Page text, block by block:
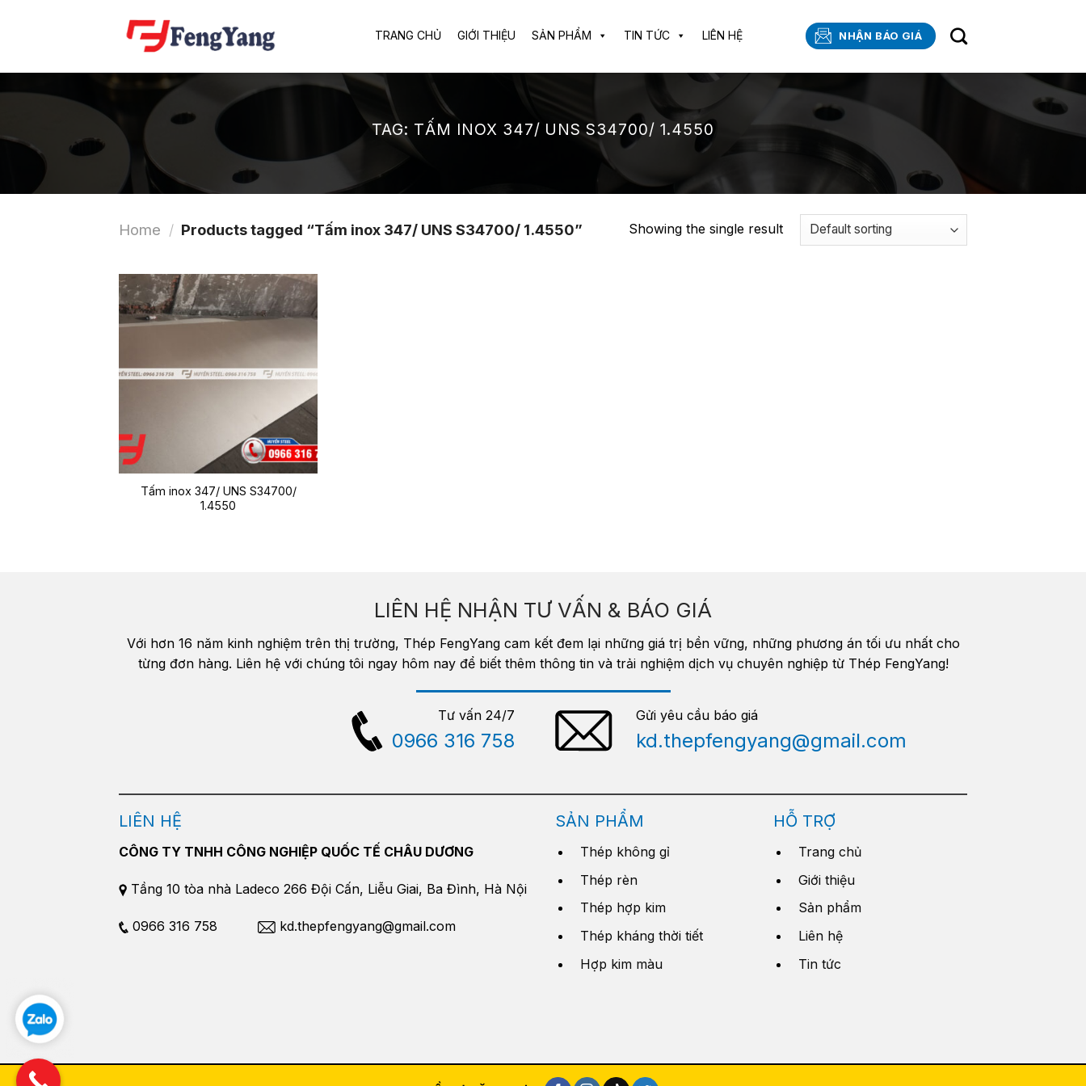
TRANG CHỦ GIỚI THIỆU SẢN PHẨM TIN TỨC LIÊN HỆ NHẬN BÁO GIÁ
TAG: TẤM INOX 347/ UNS S34700/ 1.4550
Home / Products tagged “Tấm inox 347/ UNS S34700/ 1.4550” Showing the single result
Tấm inox 347/ UNS S34700/
1.4550
LIÊN HỆ NHẬN TƯ VẤN & BÁO GIÁ
Với hơn 16 năm kinh nghiệm trên thị trường, Thép FengYang cam kết đem lại những giá trị bền vững, những phương án tối ưu nhất cho
từng đơn hàng. Liên hệ với chúng tôi ngay hôm nay để biết thêm thông tin và trải nghiệm dịch vụ chuyên nghiệp từ Thép FengYang!
Tư vấn 24/7
0966 316 758
Gửi yêu cầu báo giá
kd.thepfengyang@gmail.com
LIÊN HỆ
CÔNG TY TNHH CÔNG NGHIỆP QUỐC TẾ CHÂU DƯƠNG
Tầng 10 tòa nhà Ladeco 266 Đội Cấn, Liễu Giai, Ba Đình, Hà Nội
0966 316 758 kd.thepfengyang@gmail.com
SẢN PHẨM
Thép không gỉ
Thép rèn
Thép hợp kim
Thép kháng thời tiết
Hợp kim màu
HỖ TRỢ
Trang chủ
Giới thiệu
Sản phẩm
Liên hệ
Tin tức